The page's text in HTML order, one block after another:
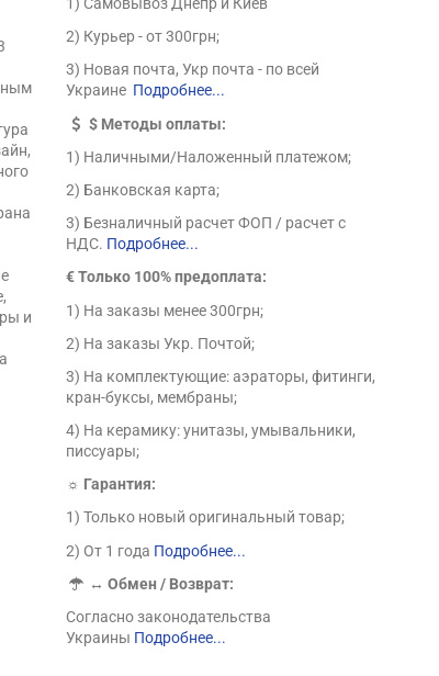
и
2) Курьер - от 300грн;
3) Новая почта, Укр почта - по всей
Украине Подробнее...
$ Методы оплаты:
1) Наличными/Наложенный платежом;
2) Банковская карта;
3) Безналичный расчет ФОП / расчет с
НДС. Подробнее...
€ Только 100% предоплата:
1) На заказы менее 300грн;
2) На заказы Укр. Почтой;
3) На комплектующие: аэраторы, фитинги,
кран-буксы, мембраны;
4) На керамику: унитазы, умывальники,
писсуары;
☼ Гарантия:
1) Только новый оригинальный товар;
2) От 1 года Подробнее...
↔Обмен / Возврат:
Согласно законодательства
Украины Подробнее...